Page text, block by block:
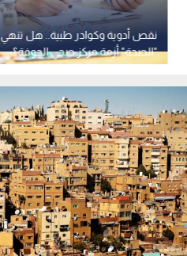
نقص أدوية وكوادر طبية.. هل تنهي
"الصحة" أزمة مركز صحي الجوفة؟